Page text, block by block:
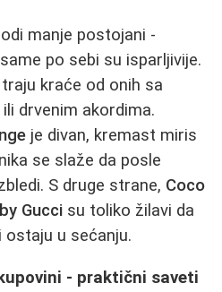
manje postojani -
po sebi su isparljivije.
kraće od onih sa
drvenim akordima.
je divan, kremast miris
se slaže da posle
S druge strane, Coco
Gucci su toliko žilavi da
ostaju u sećanju.
- praktični saveti